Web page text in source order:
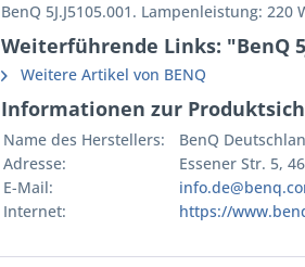
BenQ 5J.J5105.001. Lampenleistung:
Weiterführende Links: "BenQ
Weitere Artikel von BENQ
Informationen zur
Name des Herstellers:
BenQ
Adresse:
Essener Str. 5,
E-Mail:
Internet:
https://